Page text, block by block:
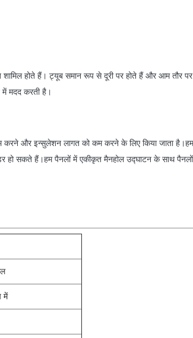
शामिल होते हैं। ट्यूब समान रूप से दूरी पर होते हैं और आम
में मदद करती है।
करने और इन्सुलेशन लागत को कम करने के लिए किया जाता
हो सकते हैं।हम पैनलों में एकीकृत मैनहोल उद्घाटन के साथ
में